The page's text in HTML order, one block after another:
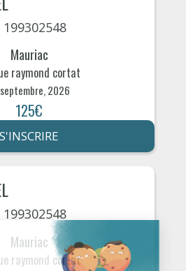
Mauriac
raymond cortat
2026
125€
S'INSCRIRE
Mauriac
raymond cortat